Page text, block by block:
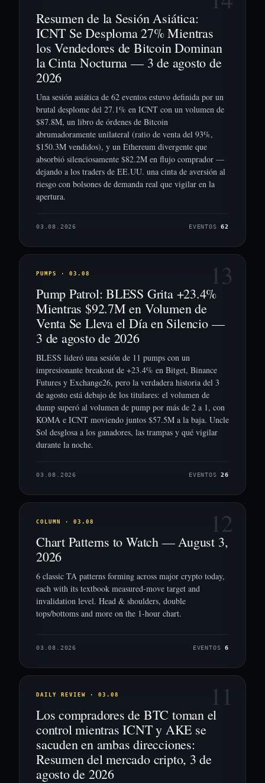
Resumen de la Sesión Asiática:
ICNT Se Desploma 27% Mientras
los Vendedores de Bitcoin Dominan
la Cinta Nocturna — 3 de agosto de
2026
Una sesión asiática de 62 eventos estuvo definida por un
brutal desplome del 27.1% en ICNT con un volumen de
$87.8M, un libro de órdenes de Bitcoin
abrumadoramente unilateral (ratio de venta del 93%,
$150.3M vendidos), y un Ethereum divergente que
absorbió silenciosamente $82.2M en flujo comprador —
dejando a los traders de EE.UU. una cinta de aversión al
riesgo con bolsones de demanda real que vigilar en la
apertura.
03.08.2026 EVENTOS62
13
PUMPS · 03.08
Pump Patrol: BLESS Grita +23.4%
Mientras $92.7M en Volumen de
Venta Se Lleva el Día en Silencio —
3 de agosto de 2026
BLESS lideró una sesión de 11 pumps con un
impresionante breakout de +23.4% en Bitget, Binance
Futures y Exchange26, pero la verdadera historia del 3
de agosto está debajo de los titulares: el volumen de
dump superó al volumen de pump por más de 2 a 1, con
KOMA e ICNT moviendo juntos $57.5M a la baja. Uncle
Sol desglosa a los ganadores, las trampas y qué vigilar
durante la noche.
03.08.2026 EVENTOS26
12
COLUMN · 03.08
Chart Patterns to Watch — August 3,
2026
6 classic TA patterns forming across major crypto today,
each with its textbook measured-move target and
invalidation level. Head & shoulders, double
tops/bottoms and more on the 1-hour chart.
03.08.2026 EVENTOS6
11
DAILY REVIEW · 03.08
Los compradores de BTC toman el
control mientras ICNT y AKE se
sacuden en ambas direcciones:
Resumen del mercado cripto, 3 de
agosto de 2026